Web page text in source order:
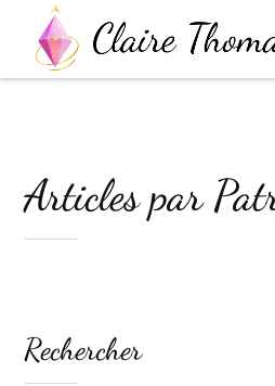
Articles par
Rechercher